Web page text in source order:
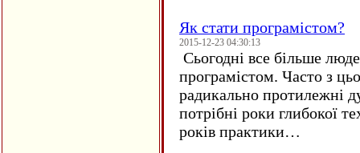
Як стати програмістом?
2015-12-23 04:30:13
Сьогодні все більше
програмістом. Часто з
радикально протилежні
потрібні роки глибокої
років практики…